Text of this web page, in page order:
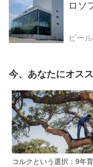
ロソ
ビー
今、あなたにオス
コルクという選択：9年